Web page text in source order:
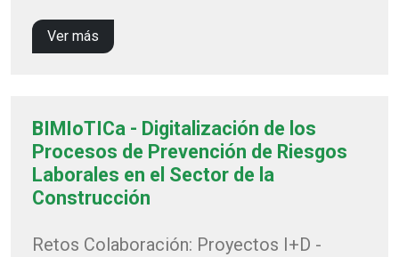
Ver más
BIMIoTICa - Digitalización de los
Procesos de Prevención de Riesgos
Laborales en el Sector de la
Construcción
Retos Colaboración: Proyectos I+D -